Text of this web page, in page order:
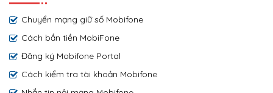
Chuyển mạng giữ số Mobifone
Cách bắn tiền MobiFone
Đăng ký Mobifone Portal
Cách kiểm tra tài khoản Mobifone